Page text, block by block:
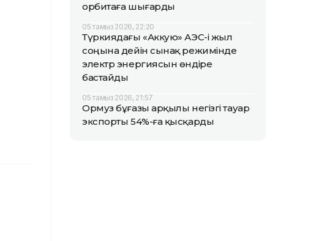
орбитаға шығарды
05 тамыз 2026, 22:20
Түркиядағы «Аккую» АЭС-і жыл
соңына дейін сынақ режимінде
электр энергиясын өндіре
бастайды
05 тамыз 2026, 21:57
Ормуз бұғазы арқылы негізгі тауар
экспорты 54%-ға қысқарды